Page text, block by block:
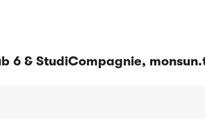
6 & StudiCompagnie,